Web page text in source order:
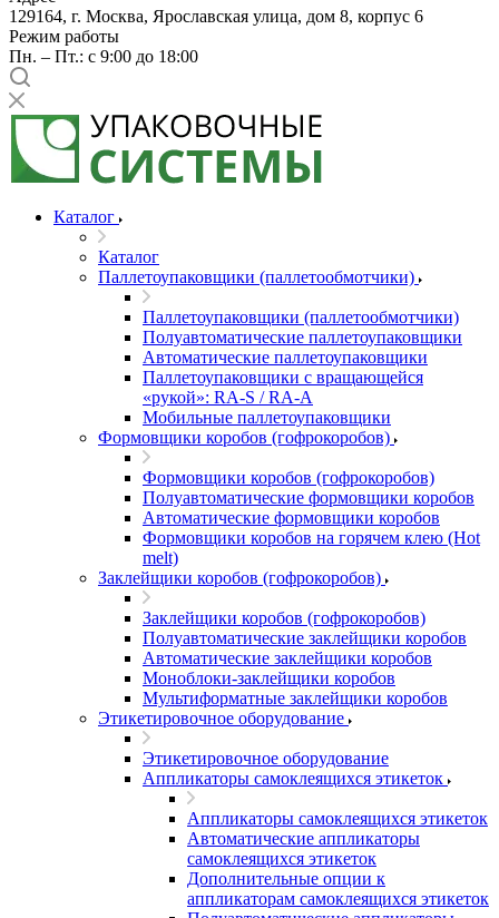
129164, г. Москва, Ярославская улица, дом 8, корпус 6
Режим работы
Пн. – Пт.: с 9:00 до 18:00
Каталог
Каталог
Паллетоупаковщики (паллетообмотчики)
Паллетоупаковщики (паллетообмотчики)
Полуавтоматические паллетоупаковщики
Автоматические паллетоупаковщики
Паллетоупаковщики с вращающейся
«рукой»: RA-S / RA-A
Мобильные паллетоупаковщики
Формовщики коробов (гофрокоробов)
Формовщики коробов (гофрокоробов)
Полуавтоматические формовщики коробов
Автоматические формовщики коробов
Формовщики коробов на горячем клею (Hot
melt)
Заклейщики коробов (гофрокоробов)
Заклейщики коробов (гофрокоробов)
Полуавтоматические заклейщики коробов
Автоматические заклейщики коробов
Моноблоки-заклейщики коробов
Мультиформатные заклейщики коробов
Этикетировочное оборудование
Этикетировочное оборудование
Аппликаторы самоклеящихся этикеток
Аппликаторы самоклеящихся этикеток
Автоматические аппликаторы
самоклеящихся этикеток
Дополнительные опции к
аппликаторам самоклеящихся этикеток